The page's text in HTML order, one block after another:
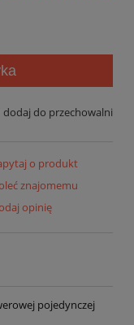
dodaj do przechowalni
o produkt
znajomemu
opinię
pojedynczej